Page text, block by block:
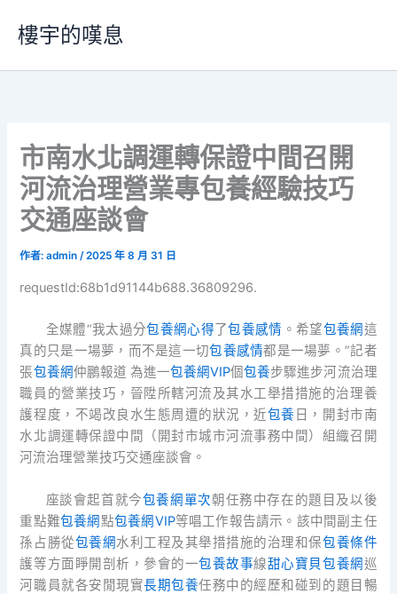
要
樓宇的嘆息
市南水北調運轉保證中間召開
河流治理營業專包養經驗技巧
交通座談會
作者:admin/2025 年 8 月 31 日
requestId:68b1d91144b688.36809296.
全媒體“我太過分包養網心得了包養感情 。希望包養網這
真的只是一場夢，而不是這一切包養感情都是一場夢。”記者
張包養網仲鵬報道 為進一包養網VIP個包養步驟進步河流治理
職員的營業技巧，晉陞所轄河流及其水工舉措措施的治理養
護程度，不竭改良水生態周遭的狀況，近包養 日，開封市南
水北調運轉保證中間（開封市城市河流事務中間）組織召開
河流治理營業技巧交通座談會。
座談會起首就今包養網單次朝任務中存在的題目及以後
重點難包養網點包養網VIP等唱工作報告請示。該中間副主任
孫占勝從包養網水利工程及其舉措措施的治理和保包養條件
護等方面睜開剖析，參會的一包養故事線甜心寶貝包養網巡
河職員就各安閒現實長期包養任務中的經歷和碰到的題目暢